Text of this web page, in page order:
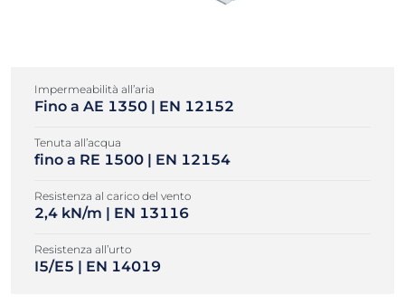
Impermeabilità all’aria
Fino a AE 1350 | EN 12152
Tenuta all’acqua
fino a RE 1500 | EN 12154
Resistenza al carico del vento
2,4 kN/m | EN 13116
Resistenza all’urto
I5/E5 | EN 14019